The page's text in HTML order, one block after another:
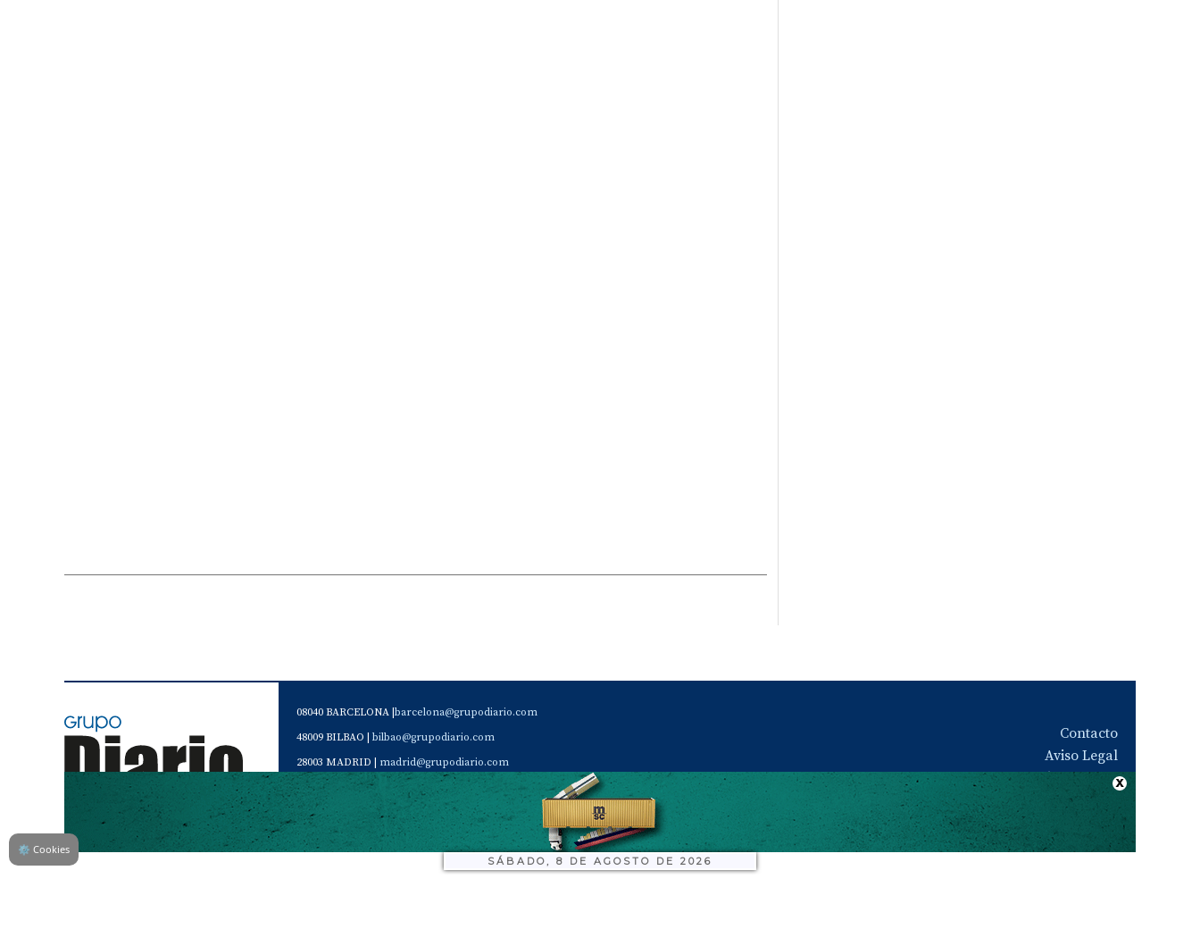
SÁBADO, 8 DE AGOSTO DE 2026
08040 BARCELONA | barcelona@grupodiario.com
48009 BILBAO | bilbao@grupodiario.com
28003 MADRID | madrid@grupodiario.com
46120 Alboraya. VALENCIA |
valencia@grupodiario.com
Servicio de Atención al Socio Suscriptor | sas@grupodiario.com
Teléfono de contacto de Diario del Puerto: 96 330 18 32
Contacto
Aviso Legal
Quiénes somos
Política de privacidad
⚙ Cookies